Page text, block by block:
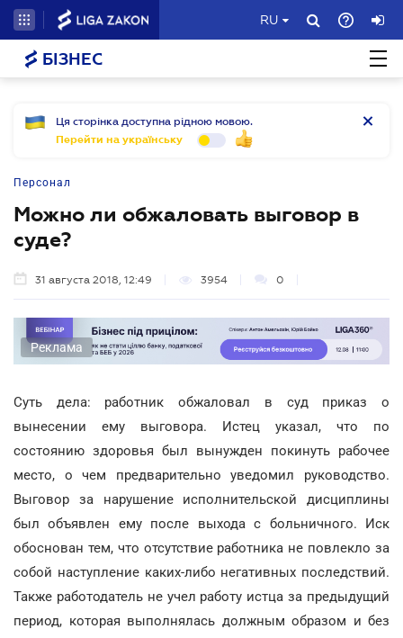
RU
БІЗНЕС
Ця сторінка доступна рідною мовою.
Перейти на українську
Персонал
Можно ли обжаловать выговор в
суде?
31 августа 2018, 12:49 3954 0
Реклама
Суть дела: работник обжаловал в суд приказ о
вынесении ему выговора. Истец указал, что по
состоянию здоровья был вынужден покинуть рабочее
место, о чем предварительно уведомил руководство.
Выговор за нарушение исполнительской дисциплины
был объявлен ему после выхода с больничного. Иск
обоснован тем, что отсутствие работника не повлекло за
собой наступление каких-либо негативных последствий.
Также работодатель не учел работу истца за предыдущий
период, которая выполнялась должным образом и без